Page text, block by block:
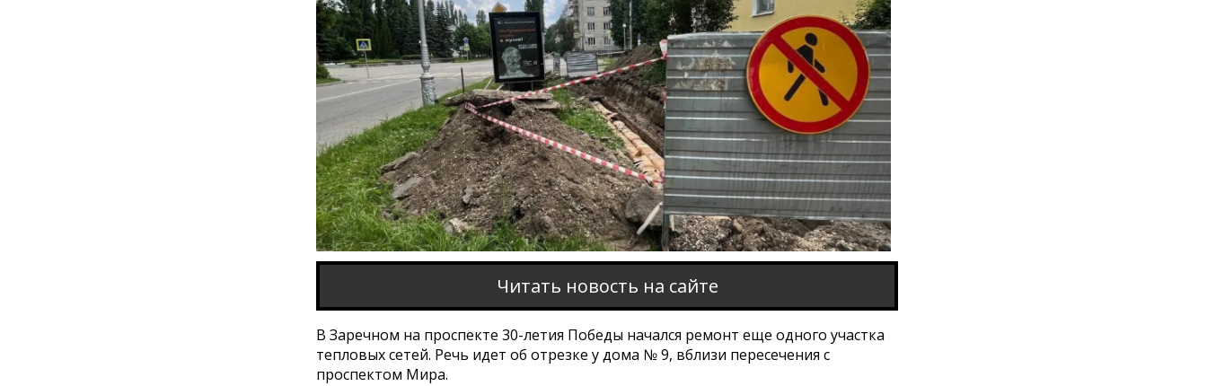
Читать новость на сайте
В Заречном на проспекте 30-летия Победы начался ремонт еще одного участка
тепловых сетей. Речь идет об отрезке у дома № 9, вблизи пересечения с
проспектом Мира.